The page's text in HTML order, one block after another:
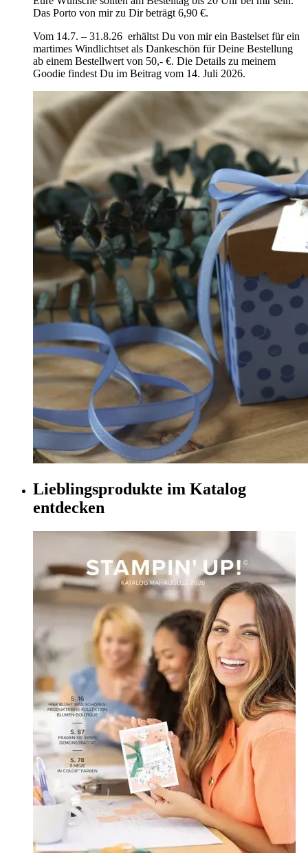
Das Porto von mir zu Dir beträgt 6,90 €.
Vom 14.7. – 31.8.26 erhältst Du von mir ein Bastelset für ein
martimes Windlichtset als Dankeschön für Deine Bestellung
ab einem Bestellwert von 50,- €. Die Details zu meinem
Goodie findest Du im Beitrag vom 14. Juli 2026.
Lieblingsprodukte im Katalog
entdecken